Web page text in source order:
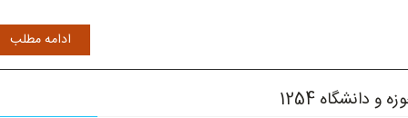
ادامه مطلب
و دانشگاه 1254